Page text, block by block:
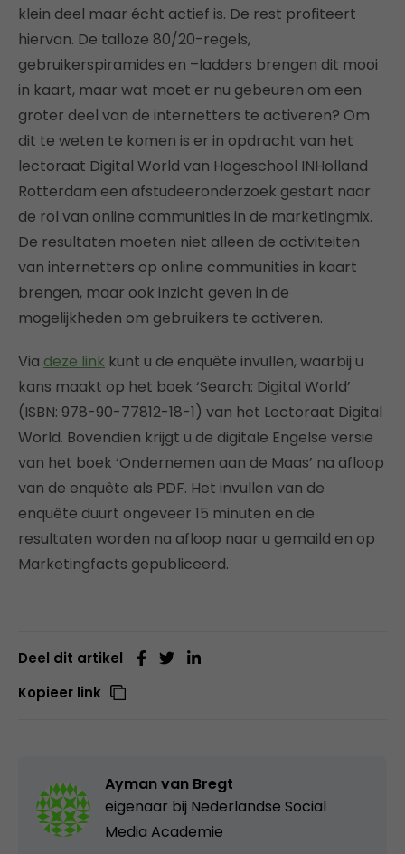
klein deel maar écht actief is. De rest profiteert
hiervan. De talloze 80/20-regels,
gebruikerspiramides en –ladders brengen dit mooi
in kaart, maar wat moet er nu gebeuren om een
groter deel van de internetters te activeren? Om
dit te weten te komen is er in opdracht van het
lectoraat Digital World van Hogeschool INHolland
Rotterdam een afstudeeronderzoek gestart naar
de rol van online communities in de marketingmix.
De resultaten moeten niet alleen de activiteiten
van internetters op online communities in kaart
brengen, maar ook inzicht geven in de
mogelijkheden om gebruikers te activeren.
Via deze link kunt u de enquête invullen, waarbij u
kans maakt op het boek ‘Search: Digital World’
(ISBN: 978-90-77812-18-1) van het Lectoraat Digital
World. Bovendien krijgt u de digitale Engelse versie
van het boek ‘Ondernemen aan de Maas’ na afloop
van de enquête als PDF. Het invullen van de
enquête duurt ongeveer 15 minuten en de
resultaten worden na afloop naar u gemaild en op
Marketingfacts gepubliceerd.
Deel dit artikel
Kopieer link
Ayman van Bregt
eigenaar bij Nederlandse Social
Media Academie